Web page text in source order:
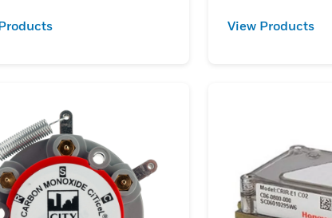
View Products